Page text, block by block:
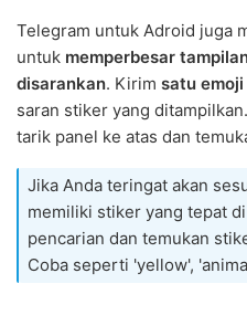
Telegram untuk Adroid juga
untuk memperbesar
disarankan. Kirim satu emoji
saran stiker yang
tarik panel ke atas dan
Jika Anda teringat akan
memiliki stiker yang tepat
pencarian dan temukan
Coba seperti 'yellow',